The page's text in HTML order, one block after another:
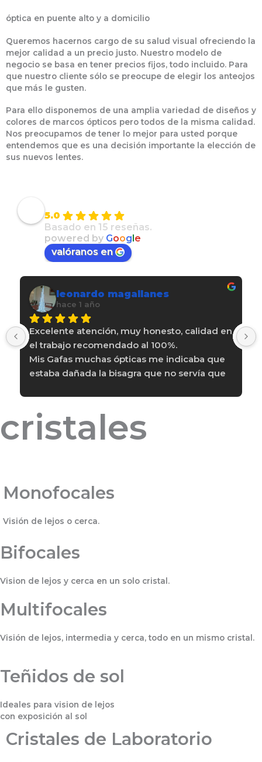
óptica en puente alto y a domicilio
Queremos hacernos cargo de su salud visual ofreciendo la
mejor calidad a un precio justo. Nuestro modelo de
negocio se basa en tener precios fijos, todo incluido. Para
que nuestro cliente sólo se preocupe de elegir los anteojos
que más le gusten.
Para ello disponemos de una amplia variedad de diseños y
colores de marcos ópticos pero todos de la misma calidad.
Nos preocupamos de tener lo mejor para usted porque
entendemos que es una decisión importante la elección de
sus nuevos lentes.
5.0
Basado en 15 reseñas.
powered by Google
valóranos en
leonardo magallanes
hace 1 año
Excelente atención, muy honesto, calidad en
el trabajo recomendado al 100%.
Mis Gafas muchas ópticas me indicaba que
estaba dañada la bisagra que no servía que
cristales
Monofocales
Visión de lejos o cerca.
Bifocales
Vision de lejos y cerca en un solo cristal.
Multifocales
Visión de lejos, intermedia y cerca, todo en un mismo cristal.
Teñidos de sol
Ideales para vision de lejos
con exposición al sol
Cristales de Laboratorio